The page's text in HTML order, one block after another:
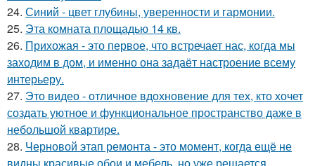
24. Синий - цвет глубины, уверенности и гармонии.
25. Эта комната площадью 14 кв.
26. Прихожая - это первое, что встречает нас, когда мы
заходим в дом, и именно она задаёт настроение всему
интерьеру.
27. Это видео - отличное вдохновение для тех, кто хочет
создать уютное и функциональное пространство даже в
небольшой квартире.
28. Черновой этап ремонта - это момент, когда ещё не